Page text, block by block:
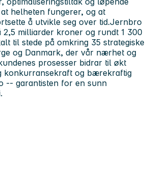
helheten fungerer, og at
å utvikle seg over tid.Jernbro
2,5 milliarder kroner og rundt 1 300
til stede på omkring 35 strategiske
og Danmark, der vår nærhet og
prosesser bidrar til økt
konkurransekraft og bærekraftig
-- garantisten for en sunn